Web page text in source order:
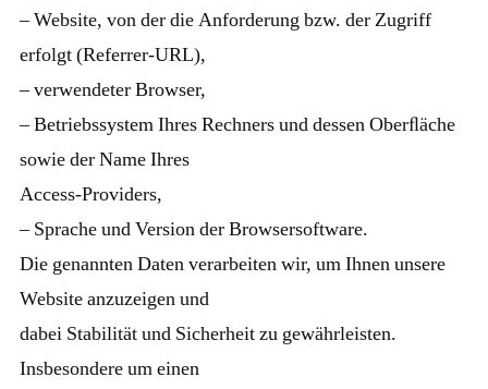
– Website, von der die Anforderung bzw. der Zugriff
erfolgt (Referrer-URL),
– verwendeter Browser,
– Betriebssystem Ihres Rechners und dessen Oberﬂäche
sowie der Name Ihres
Access-Providers,
– Sprache und Version der Browsersoftware.
Die genannten Daten verarbeiten wir, um Ihnen unsere
Website anzuzeigen und
dabei Stabilität und Sicherheit zu gewährleisten.
Insbesondere um einen